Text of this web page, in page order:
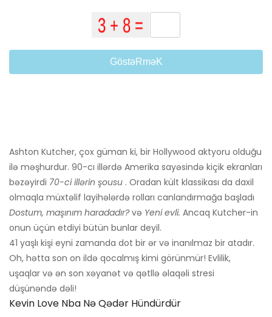
GöstəRməK
Ashton Kutcher, çox güman ki, bir Hollywood aktyoru olduğu
ilə məşhurdur. 90-cı illərdə Amerika sayəsində kiçik ekranları
bəzəyirdi 70-ci illərin şousu . Oradan kült klassikası da daxil
olmaqla müxtəlif layihələrdə rolları canlandırmağa başladı
Dostum, maşınım haradadır?və Yeni evli. Ancaq Kutcher-in
onun üçün etdiyi bütün bunlar deyil.
41 yaşlı kişi eyni zamanda dot bir ər və inanılmaz bir atadır.
Oh, hətta son on ildə qocalmış kimi görünmür! Evlilik,
uşaqlar və ən son xəyanət və qətllə əlaqəli stresi
düşünəndə dəli!
Kevin Love Nba Nə Qədər Hündürdür